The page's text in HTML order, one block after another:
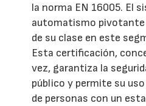
la norma EN 16005. El
automatismo pivotante
de su clase en este
Esta certificación,
vez, garantiza la
público y permite su
de personas con un